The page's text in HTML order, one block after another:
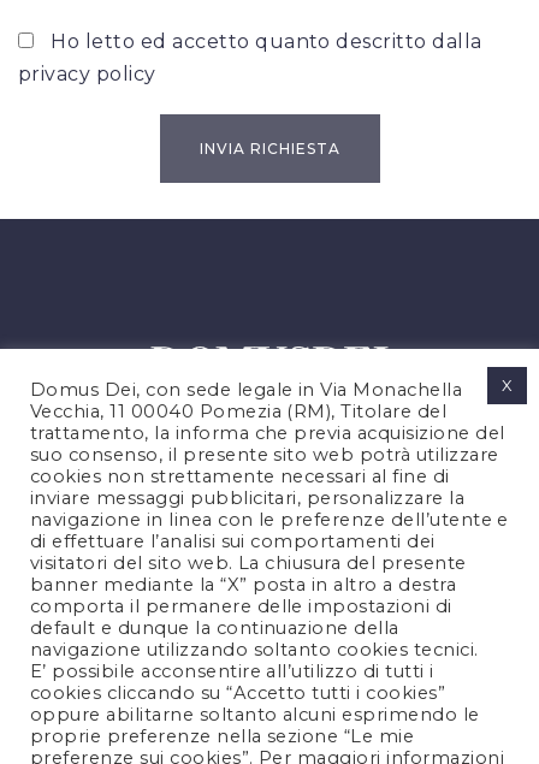
Ho letto ed accetto quanto descritto dalla
privacy policy
PRIVACY POLICY
COOKIES POLICY
NOTE LEGALI
CONTATTACI
FOLLOW US
Domus Dei, con sede legale in Via Monachella
Vecchia, 11 00040 Pomezia (RM), Titolare del
trattamento, la informa che previa acquisizione del
suo consenso, il presente sito web potrà utilizzare
cookies non strettamente necessari al fine di
inviare messaggi pubblicitari, personalizzare la
navigazione in linea con le preferenze dell’utente e
di effettuare l’analisi sui comportamenti dei
visitatori del sito web. La chiusura del presente
banner mediante la “X” posta in altro a destra
comporta il permanere delle impostazioni di
default e dunque la continuazione della
navigazione utilizzando soltanto cookies tecnici.
E’ possibile acconsentire all’utilizzo di tutti i
cookies cliccando su “Accetto tutti i cookies”
oppure abilitarne soltanto alcuni esprimendo le
proprie preferenze nella sezione “Le mie
preferenze sui cookies”. Per maggiori informazioni
X